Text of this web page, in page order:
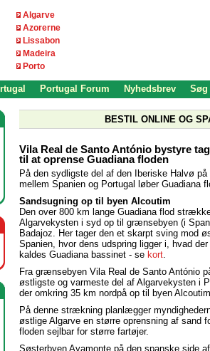
Algarve
Azorerne
Lissabon
Madeira
Porto
Portugal Forum Nyhedsbrev Søg
BESTIL ONLINE OG
Vila Real de Santo António bystyre
til at oprense Guadiana floden
På den sydligste del af den Iberiske Halvø
mellem Spanien og Portugal løber Guadiana
Sandsugning op til byen Alcoutim
Den over 800 km lange Guadiana flod
Algarvekysten i syd op til grænsebyen (i
Badajoz. Her tager den et skarpt sving mod
Spanien, hvor dens udspring ligger i, hvad der
kaldes Guadiana bassinet - se kort
Fra grænsebyen Vila Real de Santo António
østligste og varmeste del af Algarvekysten i
der omkring 35 km nordpå op til byen
På denne strækning planlægger
østlige Algarve en større oprensning af sand
floden sejlbar for større fartøjer.
Søsterbyen Ayamonte på den spanske side